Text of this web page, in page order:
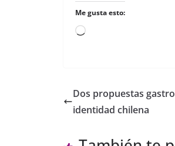
Me gusta esto:
Cargando...
Dos propuestas
identidad chilena